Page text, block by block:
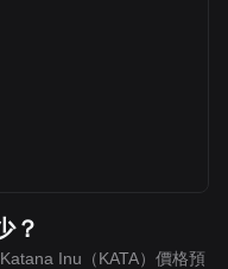
？
Inu（KATA）價格預